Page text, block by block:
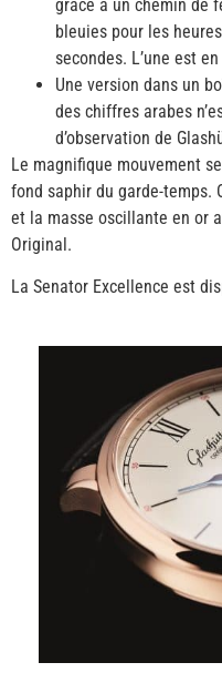
grâce à un chemin de
bleuies pour les
secondes. L’une est
Une version dans un
des chiffres arabes
d’observation de
Le magnifique mouvement
fond saphir du garde-temps.
et la masse oscillante en or
Original.
La Senator Excellence est